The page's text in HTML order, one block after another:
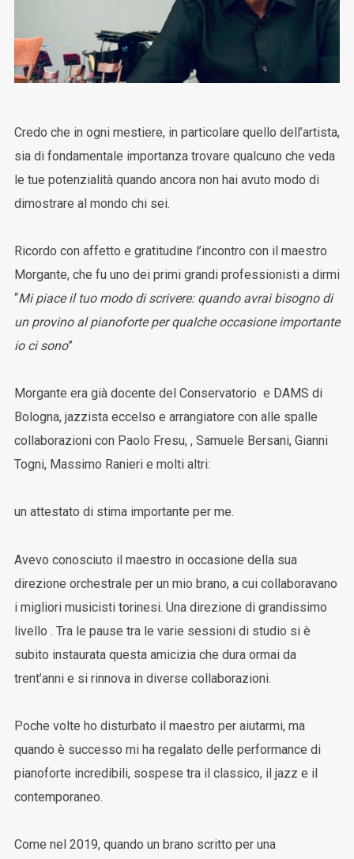
Credo che in ogni mestiere, in particolare quello dell’artista,
sia di fondamentale importanza trovare qualcuno che veda
le tue potenzialità quando ancora non hai avuto modo di
dimostrare al mondo chi sei.
Ricordo con affetto e gratitudine l’incontro con il maestro
Morgante, che fu uno dei primi grandi professionisti a dirmi
“Mi piace il tuo modo di scrivere: quando avrai bisogno di
un provino al pianoforte per qualche occasione importante
io ci sono”
Morgante era già docente del Conservatorio e DAMS di
Bologna, jazzista eccelso e arrangiatore con alle spalle
collaborazioni con Paolo Fresu, , Samuele Bersani, Gianni
Togni, Massimo Ranieri e molti altri:
un attestato di stima importante per me.
Avevo conosciuto il maestro in occasione della sua
direzione orchestrale per un mio brano, a cui collaboravano
i migliori musicisti torinesi. Una direzione di grandissimo
livello . Tra le pause tra le varie sessioni di studio si è
subito instaurata questa amicizia che dura ormai da
trent’anni e si rinnova in diverse collaborazioni.
Poche volte ho disturbato il maestro per aiutarmi, ma
quando è successo mi ha regalato delle performance di
pianoforte incredibili, sospese tra il classico, il jazz e il
contemporaneo.
Come nel 2019, quando un brano scritto per una